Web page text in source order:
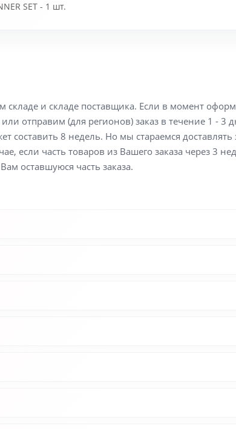
SET - 1 шт.
складе и складе поставщика. Если в момент
отправим (для регионов) заказ в течение 1 - 3
составить 8 недель. Но мы стараемся
если часть товаров из Вашего заказа через 3
оставшуюся часть заказа.